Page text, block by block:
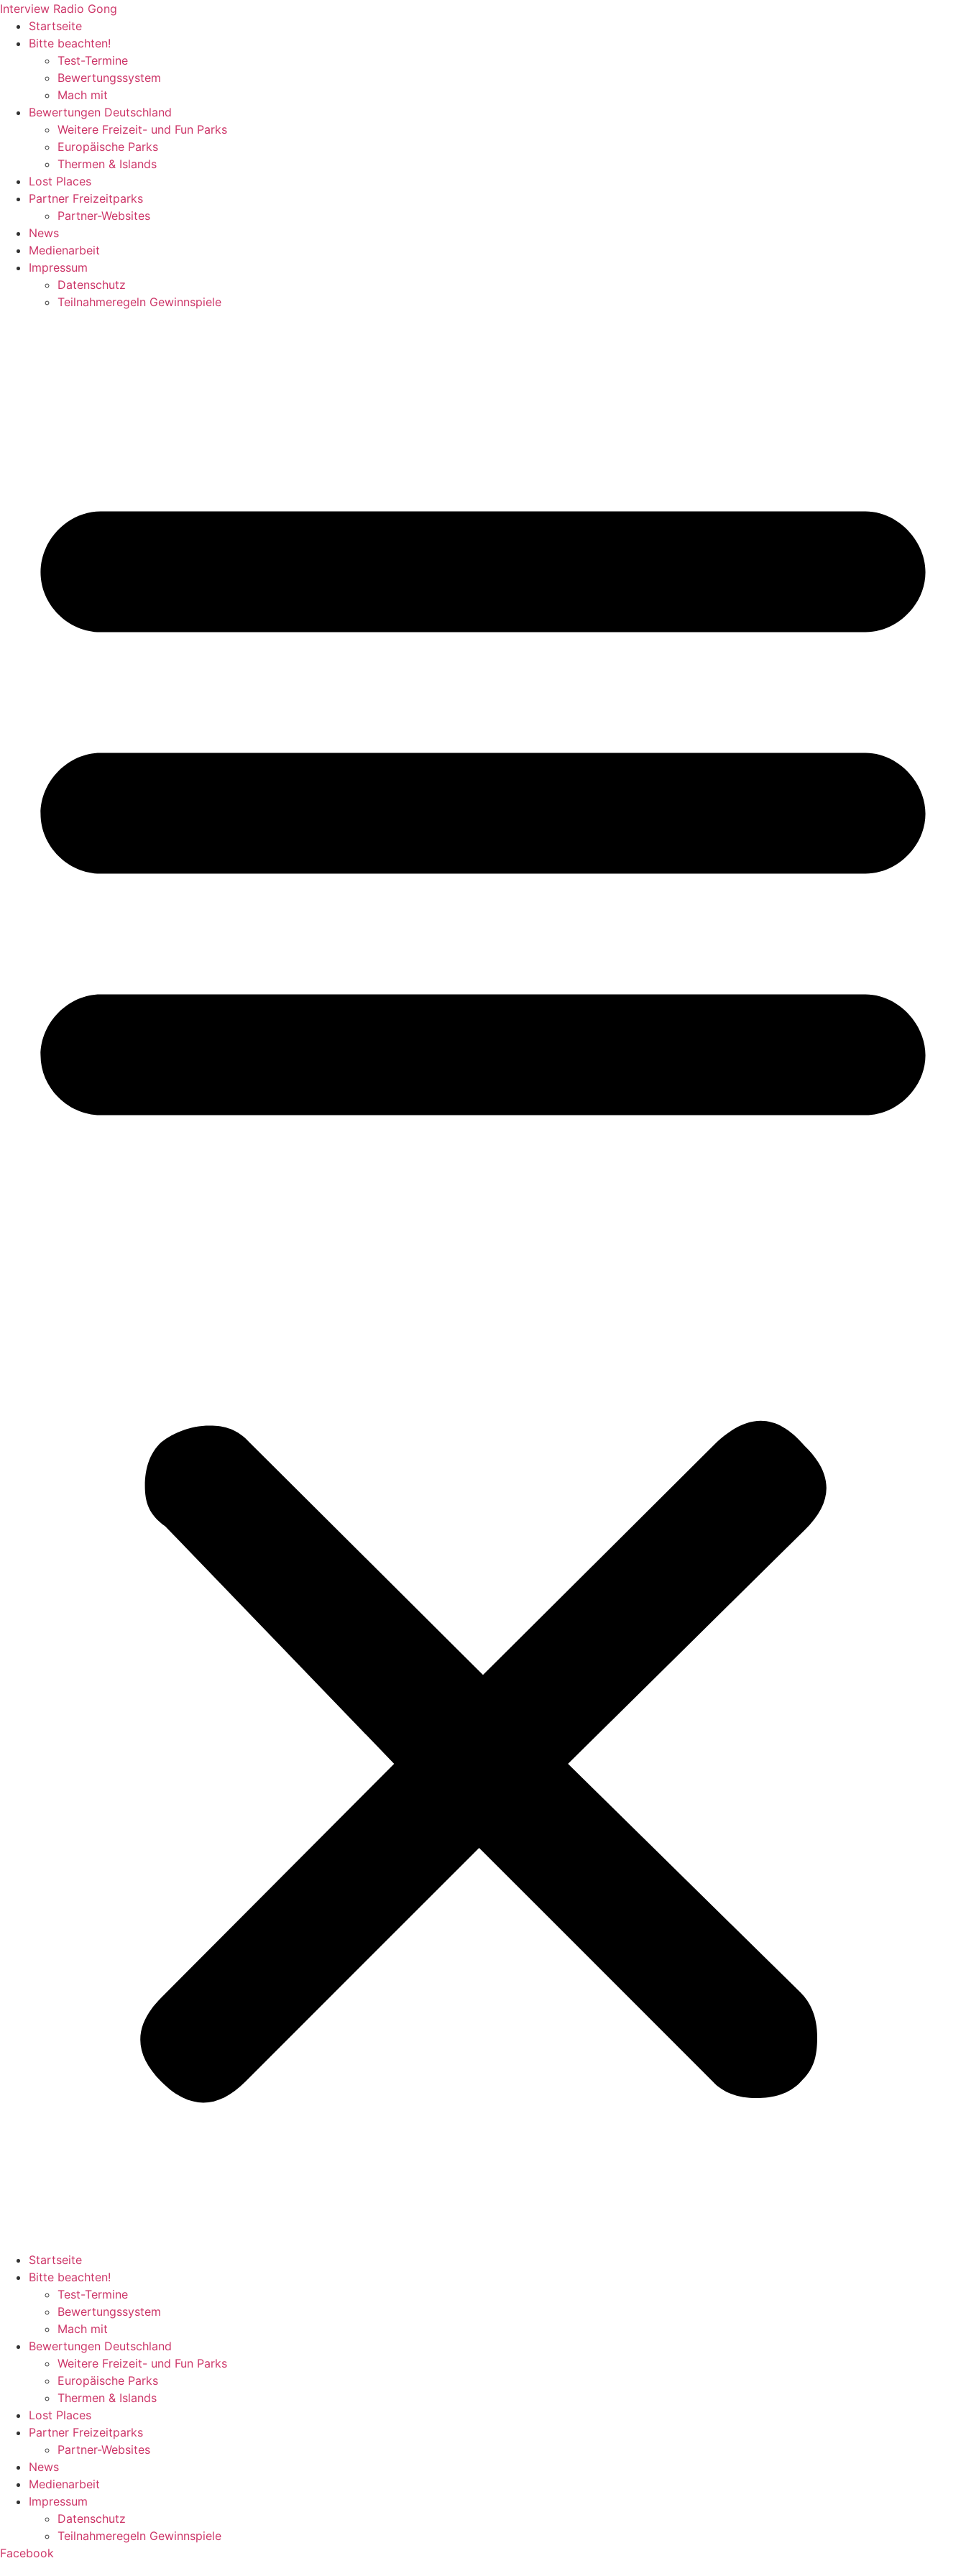
Zum
Inhalt
wechseln
Interview Radio Gong
Startseite
Bitte beachten!
Test-Termine
Bewertungssystem
Mach mit
Bewertungen Deutschland
Weitere Freizeit- und Fun Parks
Europäische Parks
Thermen & Islands
Lost Places
Partner Freizeitparks
Partner-Websites
News
Medienarbeit
Impressum
Datenschutz
Teilnahmeregeln Gewinnspiele
Startseite
Bitte beachten!
Test-Termine
Bewertungssystem
Mach mit
Bewertungen Deutschland
Weitere Freizeit- und Fun Parks
Europäische Parks
Thermen & Islands
Lost Places
Partner Freizeitparks
Partner-Websites
News
Medienarbeit
Impressum
Datenschutz
Teilnahmeregeln Gewinnspiele
Facebook